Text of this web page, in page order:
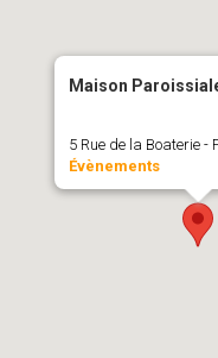
Maison
5 Rue de la Boaterie -
Évènements